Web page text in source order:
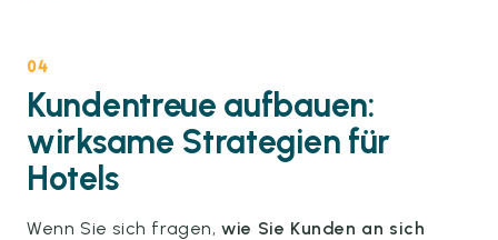
04
Kundentreue aufbauen:
wirksame Strategien für
Hotels
Wenn Sie sich fragen,wie Sie Kunden an sich